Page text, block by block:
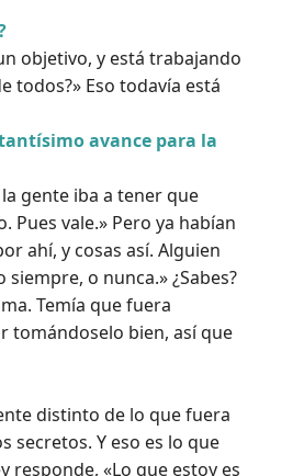
objetivo, y está trabajando
todos?» Eso todavía está
avance para la
gente iba a tener que
Pues vale.» Pero ya habían
ahí, y cosas así. Alguien
o nunca.» ¿Sabes?
Temía que fuera
tomándoselo bien, así que
distinto de lo que fuera
secretos. Y eso es lo que
responde, «Lo que estoy es